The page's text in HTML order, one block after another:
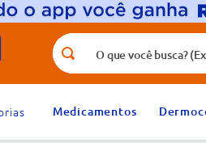
O que você busca? (Ex.: vitamina,
Medicamentos
Termos mais buscados
1
medicamento